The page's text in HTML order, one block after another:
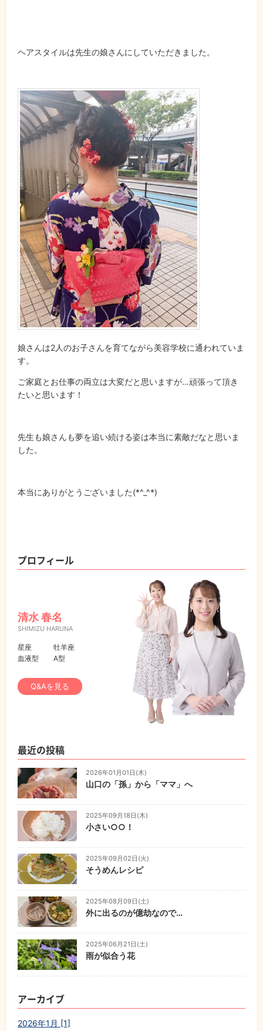
ヘアスタイルは先生の娘さんにしていただきました。
娘さんは2人のお子さんを育てながら美容学校に通われていま
す。
ご家庭とお仕事の両立は大変だと思いますが…頑張って頂き
たいと思います！
先生も娘さんも夢を追い続ける姿は本当に素敵だなと思いま
した。
本当にありがとうございました(*^_^*)
プロフィール
清水 春名
SHIMIZU HARUNA
星座
牡羊座
血液型
A型
Q&Aを見る
最近の投稿
2026年01月01日(木)
山口の「孫」から「ママ」へ
2025年09月18日(木)
小さい○○！
2025年09月02日(火)
そうめんレシピ
2025年08月09日(土)
外に出るのが億劫なので…
2025年06月21日(土)
雨が似合う花
アーカイブ
2026年1月 [1]